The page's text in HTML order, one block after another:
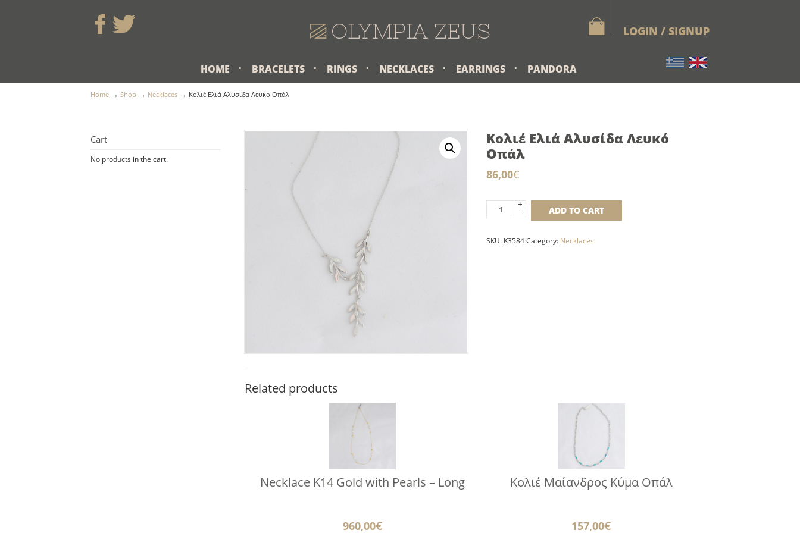
LOGIN / SIGNUP
HOME BRACELETS RINGS NECKLACES EARRINGS PANDORA
Home → Shop → Necklaces → Κολιέ Ελιά Αλυσίδα Λευκό Οπάλ
Κολιέ Ελιά Αλυσίδα Λευκό
Οπάλ
86,00€
Κολιέ
Ελιά
Λευκό
+
-
ADD TO CART
SKU: K3584Category: Necklaces
Related products
Necklace K14 Gold with Pearls – Long
960,00€
Κολιέ Μαίανδρος Κύμα Οπάλ
157,00€
Cart
No products in the cart.